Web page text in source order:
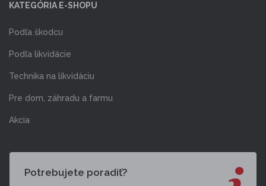
KATEGÓRIA E-SHOPU
Podľa škodcu
Podľa likvidácie
Technika na likvidáciu
Pre dom, záhradu a farmu
Akcia
Potrebujete poradiť?